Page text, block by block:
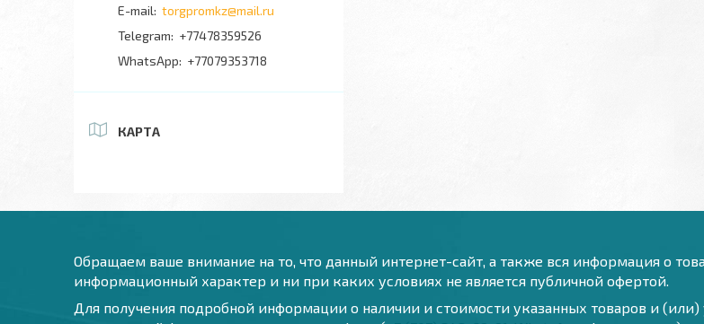
torgpromkz@mail.ru
+77478359526
+77079353718
КАРТА
Обращаем ваше внимание на то, что данный интернет-сайт, а также вся информация о
информационный характер и ни при каких условиях не является публичной офертой.
Для получения подробной информации о наличии и стоимости указанных товаров и